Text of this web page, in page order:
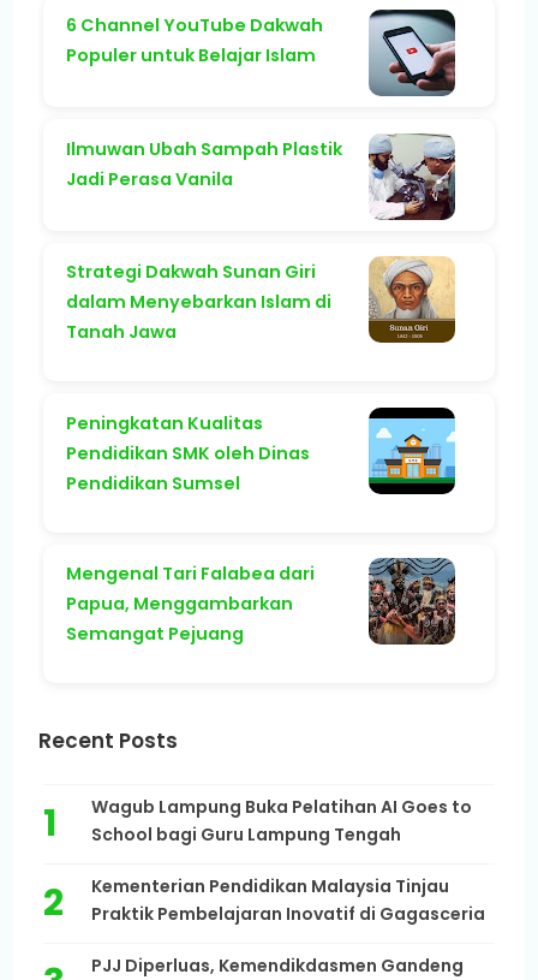
6 Channel YouTube Dakwah
Populer untuk Belajar Islam
Ilmuwan Ubah Sampah Plastik
Jadi Perasa Vanila
Strategi Dakwah Sunan Giri
dalam Menyebarkan Islam di
Tanah Jawa
Peningkatan Kualitas
Pendidikan SMK oleh Dinas
Pendidikan Sumsel
Mengenal Tari Falabea dari
Papua, Menggambarkan
Semangat Pejuang
Recent Posts
Wagub Lampung Buka Pelatihan AI Goes to
School bagi Guru Lampung Tengah
Kementerian Pendidikan Malaysia Tinjau
Praktik Pembelajaran Inovatif di Gagasceria
PJJ Diperluas, Kemendikdasmen Gandeng